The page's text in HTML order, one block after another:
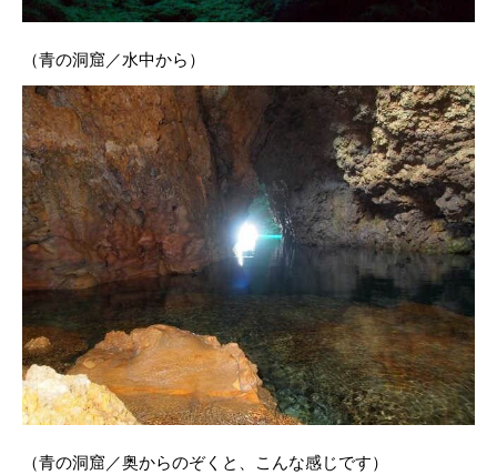
（青の洞窟／水中から）
（青の洞窟／奥からのぞくと、こんな感じです）